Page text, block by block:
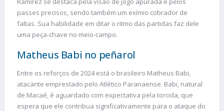
passes precisos, sendo também um exímio cobrador de
faltas. Sua habilidade em ditar o ritmo das partidas faz dele
uma peça-chave no meio-campo.
Matheus Babi no peñarol
Entre os reforços de 2024 está o brasileiro Matheus Babi,
atacante emprestado pelo Atlético Paranaense. Babi, natural
de Macaé, é aguardado com expectativa pela torcida, que
espera que ele contribua significativamente para o ataque do